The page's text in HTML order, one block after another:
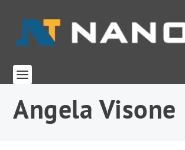
Angela Visone